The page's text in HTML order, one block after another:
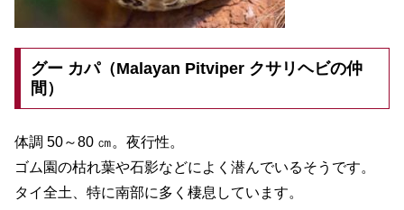
グー カパ（Malayan Pitviper クサリヘビの仲
間）
体調 50～80 ㎝。夜行性。
ゴム園の枯れ葉や石影などによく潜んでいるそうです。
タイ全土、特に南部に多く棲息しています。